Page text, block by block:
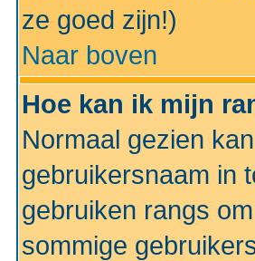
ze goed zijn!)
Naar boven
Hoe kan ik mijn
Normaal gezien
gebruikersnaam in
gebruiken rangs
sommige